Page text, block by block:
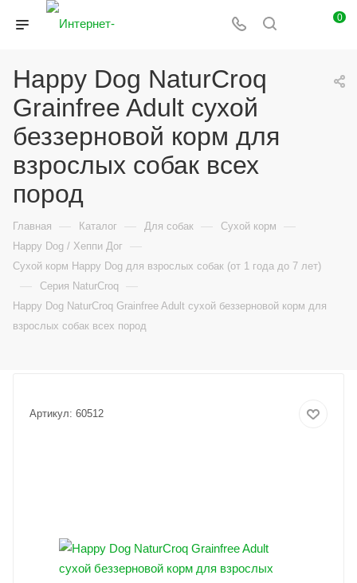
0
Happy Dog NaturCroq
Grainfree Adult сухой
беззерновой корм для
взрослых собак всех
пород
Главная — Каталог — Для собак — Сухой корм —
Happy Dog / Хеппи Дог —
Сухой корм Happy Dog для взрослых собак (от 1 года до 7 лет)
— Серия NaturCroq —
Happy Dog NaturCroq Grainfree Adult сухой беззерновой корм для
взрослых собак всех пород
Артикул: 60512